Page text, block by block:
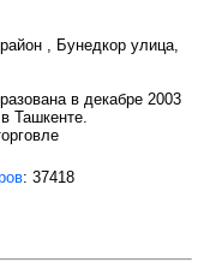
, Бунедкор улица,
в декабре 2003
Ташкенте.
: 37418